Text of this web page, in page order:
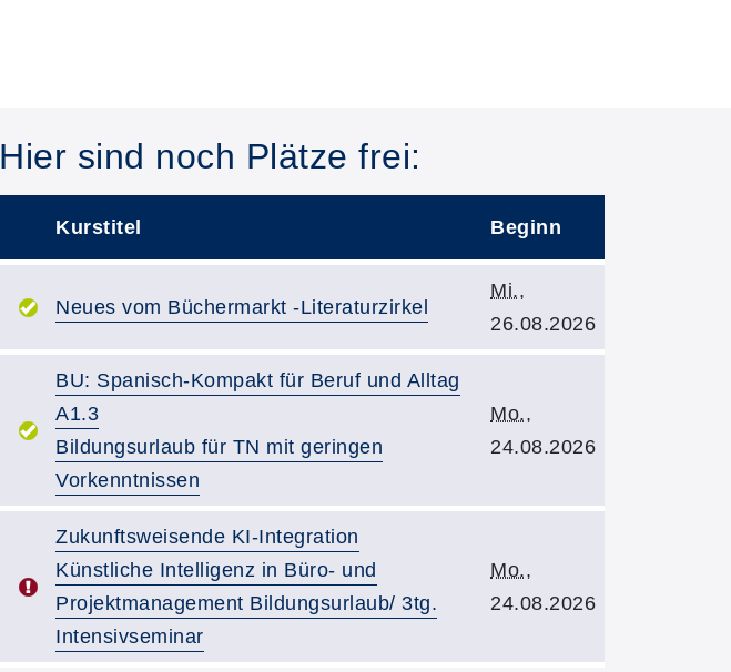
Hier sind noch Plätze frei:
Kurstitel Beginn
Kurstitel:
Neues vom Büchermarkt -Literaturzirkel
Kursbeginn:
Mi.,
26.08.2026
Kurstitel:
BU: Spanisch-Kompakt für Beruf und Alltag
A1.3
Bildungsurlaub für TN mit geringen
Vorkenntnissen
Kursbeginn:
Mo.,
24.08.2026
Kurstitel:
Zukunftsweisende KI-Integration
Künstliche Intelligenz in Büro- und
Projektmanagement Bildungsurlaub/ 3tg.
Intensivseminar
Kursbeginn:
Mo.,
24.08.2026